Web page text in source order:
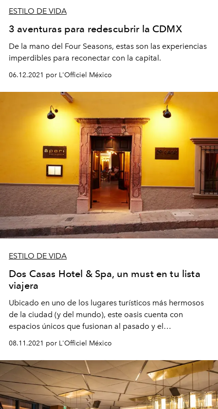
ESTILO DE VIDA
3 aventuras para redescubrir la CDMX
De la mano del Four Seasons, estas son las experiencias
imperdibles para reconectar con la capital.
06.12.2021 por L'Officiel México
ESTILO DE VIDA
Dos Casas Hotel & Spa, un must en tu lista
viajera
Ubicado en uno de los lugares turísticos más hermosos
de la ciudad (y del mundo), este oasis cuenta con
espacios únicos que fusionan al pasado y el
presenteque te encantarán.
08.11.2021 por L'Officiel México